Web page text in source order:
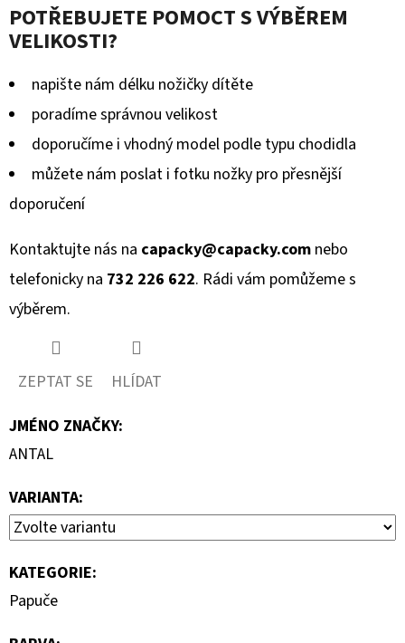
POTŘEBUJETE POMOCT S VÝBĚREM
VELIKOSTI?
napište nám délku nožičky dítěte
poradíme správnou velikost
doporučíme i vhodný model podle typu chodidla
můžete nám poslat i fotku nožky pro přesnější
doporučení
Kontaktujte nás na capacky@capacky.com nebo
telefonicky na 732 226 622. Rádi vám pomůžeme s
výběrem.
ZEPTAT SE
HLÍDAT
JMÉNO ZNAČKY:
ANTAL
VARIANTA:
KATEGORIE:
Papuče